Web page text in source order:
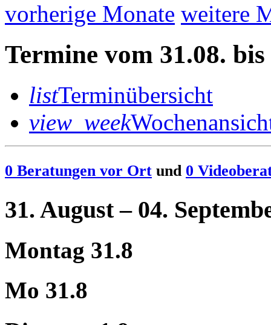
vorherige Monate weitere
Termine vom 31.08. bis
listTerminübersicht
view_week
0 Beratungen vor Ort und 0
31. August – 04.
Montag 31.8
Mo 31.8